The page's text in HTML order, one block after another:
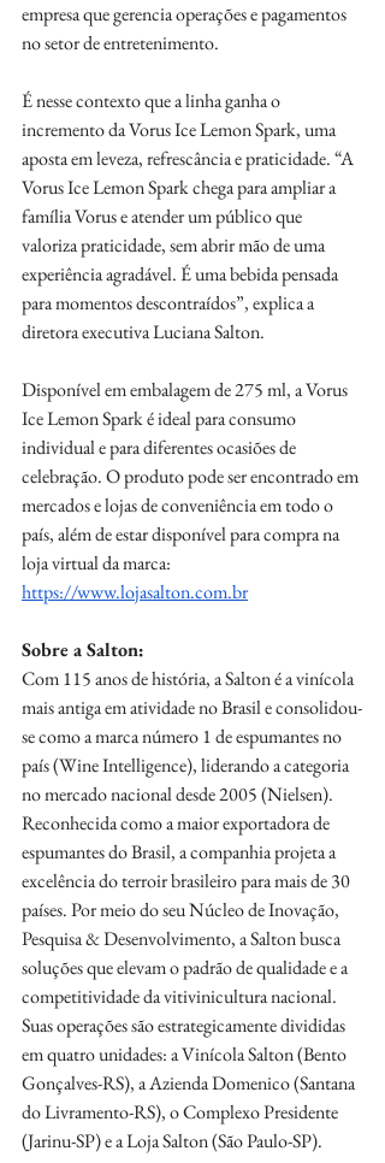
empresa que gerencia operações e pagamentos
no setor de entretenimento.
É nesse contexto que a linha ganha o
incremento da Vorus Ice Lemon Spark, uma
aposta em leveza, refrescância e praticidade. “A
Vorus Ice Lemon Spark chega para ampliar a
família Vorus e atender um público que
valoriza praticidade, sem abrir mão de uma
experiência agradável. É uma bebida pensada
para momentos descontraídos”, explica a
diretora executiva Luciana Salton.
Disponível em embalagem de 275 ml, a Vorus
Ice Lemon Spark é ideal para consumo
individual e para diferentes ocasiões de
celebração. O produto pode ser encontrado em
mercados e lojas de conveniência em todo o
país, além de estar disponível para compra na
loja virtual da marca:
https://www.lojasalton.com.br
Sobre a Salton:
Com 115 anos de história, a Salton é a vinícola
mais antiga em atividade no Brasil e consolidou-
se como a marca número 1 de espumantes no
país (Wine Intelligence), liderando a categoria
no mercado nacional desde 2005 (Nielsen).
Reconhecida como a maior exportadora de
espumantes do Brasil, a companhia projeta a
excelência do terroir brasileiro para mais de 30
países. Por meio do seu Núcleo de Inovação,
Pesquisa & Desenvolvimento, a Salton busca
soluções que elevam o padrão de qualidade e a
competitividade da vitivinicultura nacional.
Suas operações são estrategicamente divididas
em quatro unidades: a Vinícola Salton (Bento
Gonçalves-RS), a Azienda Domenico (Santana
do Livramento-RS), o Complexo Presidente
(Jarinu-SP) e a Loja Salton (São Paulo-SP).